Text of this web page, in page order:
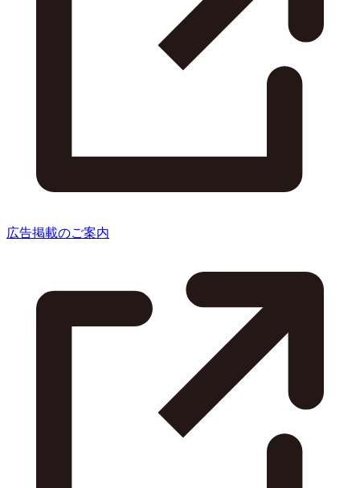
広告掲載のご案内